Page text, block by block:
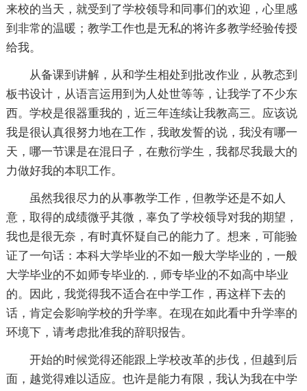
来校的当天，就受到了学校领导和同事们的欢迎，心里感
到非常的温暖；教学工作也是无私的将许多教学经验传授
给我。
从备课到讲解，从和学生相处到批改作业，从教态到
板书设计，从语言运用到为人处世等等，让我学了不少东
西。学校是很器重我的，近三年连续让我教高三。应该说
我是很认真很努力地在工作，我敢发誓的说，我没有哪一
天，哪一节课是在混日子，在敷衍学生，我都尽我最大的
力做好我的本职工作。
虽然我很尽力的从事教学工作，但教学还是不如人
意，取得的成绩微乎其微，辜负了学校领导对我的期望，
我也是很无奈，有时真怀疑自己的能力了。想来，可能验
证了一句话：本科大学毕业的不如一般大学毕业的，一般
大学毕业的不如师专毕业的.，师专毕业的不如高中毕业
的。因此，我觉得我不适合在中学工作，再这样下去的
话，肯定会影响学校的升学率。在现在如此看中升学率的
环境下，请考虑批准我的辞职报告。
开始的时候觉得还能跟上学校改革的步伐，但越到后
面，越觉得难以适应。也许是能力有限，我认为我在中学